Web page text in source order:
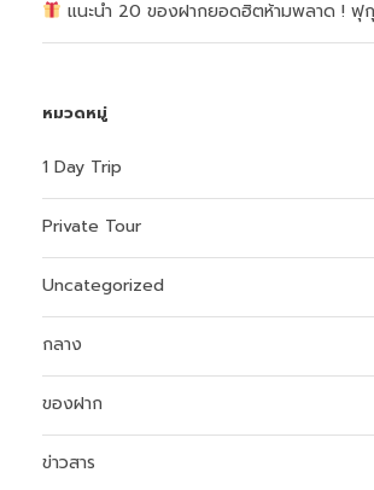
แนะนำ 20 ของฝากยอดฮิตห้ามพลาด ! ฟุกุ
หมวดหมู่
1 Day Trip
Private Tour
Uncategorized
กลาง
ของฝาก
ข่าวสาร